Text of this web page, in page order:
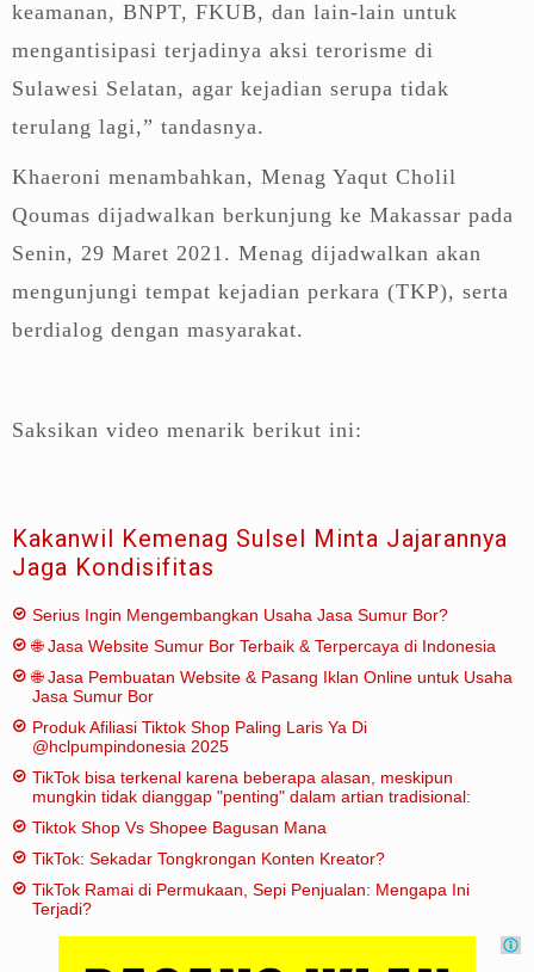
keamanan, BNPT, FKUB, dan lain-lain untuk
mengantisipasi terjadinya aksi terorisme di
Sulawesi Selatan, agar kejadian serupa tidak
terulang lagi,” tandasnya.
Khaeroni menambahkan, Menag Yaqut Cholil
Qoumas dijadwalkan berkunjung ke Makassar pada
Senin, 29 Maret 2021. Menag dijadwalkan akan
mengunjungi tempat kejadian perkara (TKP), serta
berdialog dengan masyarakat.
Saksikan video menarik berikut ini:
Kakanwil Kemenag Sulsel Minta Jajarannya
Jaga Kondisifitas
Serius Ingin Mengembangkan Usaha Jasa Sumur Bor?
🌐 Jasa Website Sumur Bor Terbaik & Terpercaya di Indonesia
🌐 Jasa Pembuatan Website & Pasang Iklan Online untuk Usaha
Jasa Sumur Bor
Produk Afiliasi Tiktok Shop Paling Laris Ya Di
@hclpumpindonesia 2025
TikTok bisa terkenal karena beberapa alasan, meskipun
mungkin tidak dianggap "penting" dalam artian tradisional:
Tiktok Shop Vs Shopee Bagusan Mana
TikTok: Sekadar Tongkrongan Konten Kreator?
TikTok Ramai di Permukaan, Sepi Penjualan: Mengapa Ini
Terjadi?